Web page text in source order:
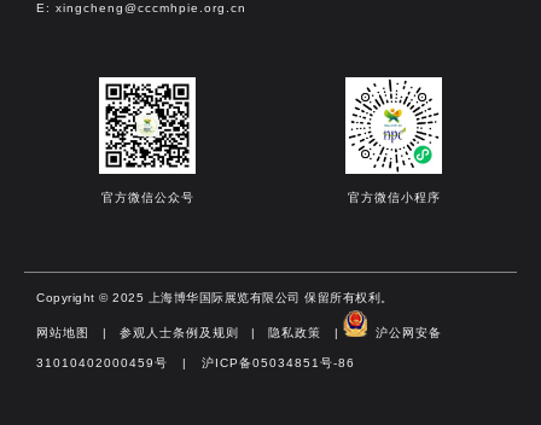
E: xingcheng@cccmhpie.org.cn
官方微信公众号 官方微信小程序
Copyright © 2025 上海博华国际展览有限公司 保留所有权利。
网站地图 | 参观人士条例及规则 | 隐私政策 | 沪公网安备
31010402000459号 | 沪ICP备05034851号-86